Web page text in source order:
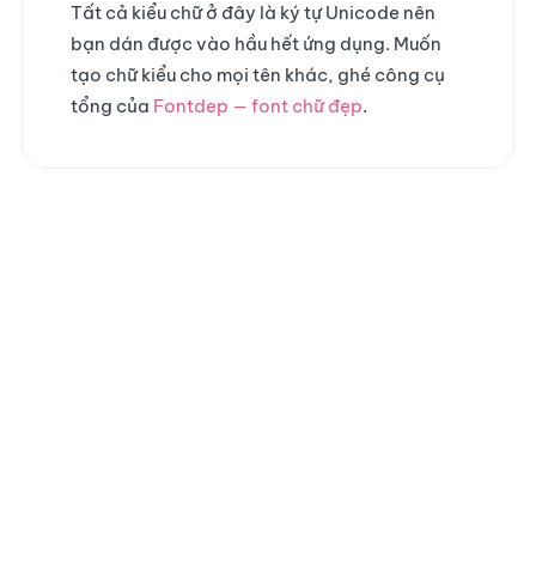
Tất cả kiểu chữ ở đây là ký tự Unicode nên
bạn dán được vào hầu hết ứng dụng. Muốn
tạo chữ kiểu cho mọi tên khác, ghé công cụ
tổng của Fontdep — font chữ đẹp.